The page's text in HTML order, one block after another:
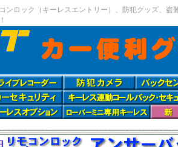
ンロック（キーレスエントリー）、防犯グッズ、